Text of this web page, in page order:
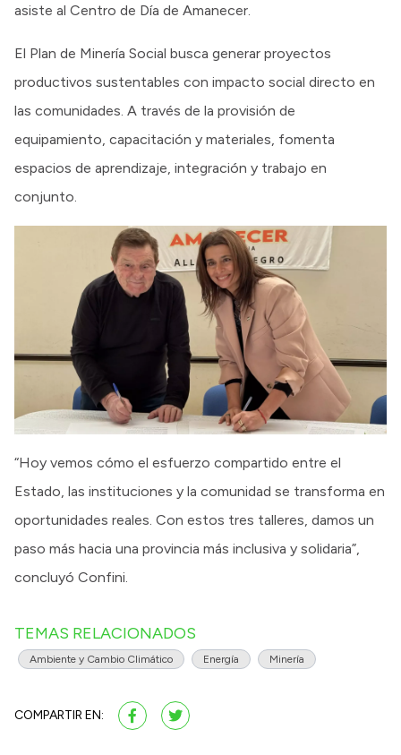
asiste al Centro de Día de Amanecer.
El Plan de Minería Social busca generar proyectos
productivos sustentables con impacto social directo en
las comunidades. A través de la provisión de
equipamiento, capacitación y materiales, fomenta
espacios de aprendizaje, integración y trabajo en
conjunto.
“Hoy vemos cómo el esfuerzo compartido entre el
Estado, las instituciones y la comunidad se transforma en
oportunidades reales. Con estos tres talleres, damos un
paso más hacia una provincia más inclusiva y solidaria”,
concluyó Confini.
TEMAS RELACIONADOS
Ambiente y Cambio Climático Energía Minería
COMPARTIR EN: